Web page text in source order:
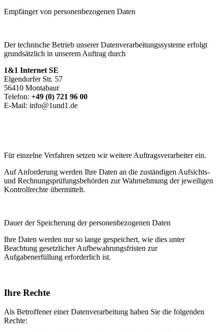
Empfänger von personenbezogenen Daten
Der technische Betrieb unserer Datenverarbeitungssysteme erfolgt
grundsätzlich in unserem Auftrag durch
1&1 Internet SE
Elgendorfer Str. 57
56410 Montabaur
Telefon: +49 (0) 721 96 00
E-Mail: info@1und1.de
Für einzelne Verfahren setzen wir weitere Auftragsverarbeiter ein.
Auf Anforderung werden Ihre Daten an die zuständigen Aufsichts-
und Rechnungsprüfungsbehörden zur Wahrnehmung der jeweiligen
Kontrollrechte übermittelt.
Dauer der Speicherung der personenbezogenen Daten
Ihre Daten werden nur so lange gespeichert, wie dies unter
Beachtung gesetzlicher Aufbewahrungsfristen zur
Aufgabenerfüllung erforderlich ist.
Ihre Rechte
Als Betroffener einer Datenverarbeitung haben Sie die folgenden
Rechte: